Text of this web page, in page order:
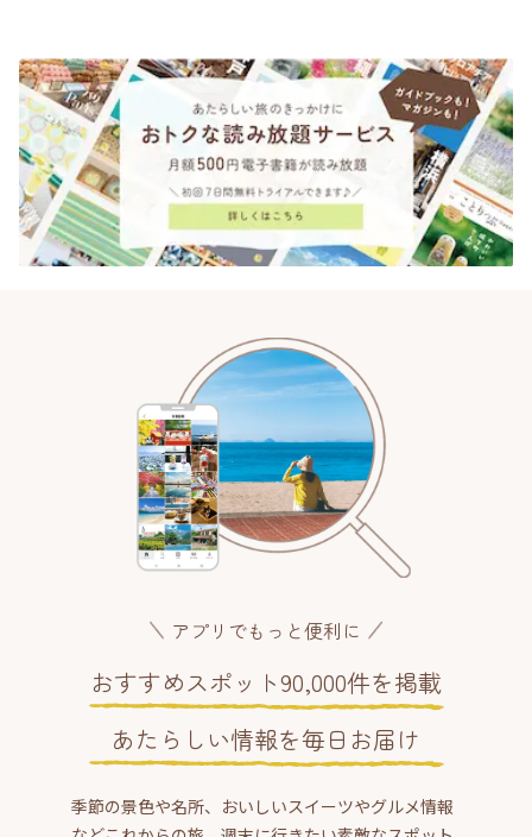
アプリでもっと便利に
おすすめスポット90,000件を掲載
あたらしい情報を毎日お届け
季節の景色や名所、おいしいスイーツやグルメ情報